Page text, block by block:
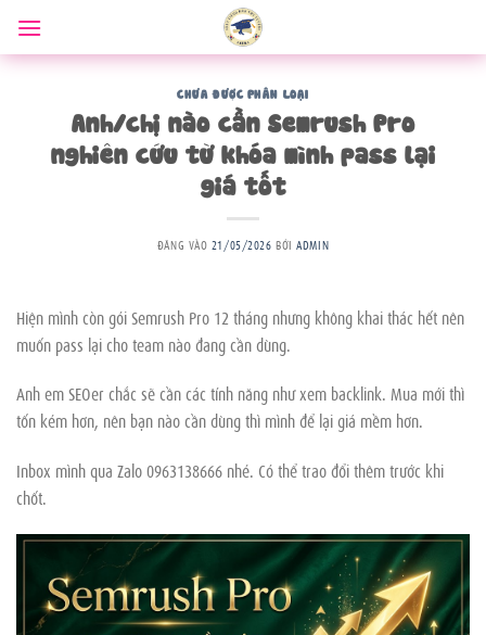
qua
nội
CHƯA ĐƯỢC PHÂN LOẠI
Anh/chị nào cần Semrush Pro
nghiên cứu từ khóa mình pass lại
giá tốt
ĐĂNG VÀO 21/05/2026 BỞIADMIN
Hiện mình còn gói Semrush Pro 12 tháng nhưng không khai thác hết nên
muốn pass lại cho team nào đang cần dùng.
Anh em SEOer chắc sẽ cần các tính năng như xem backlink. Mua mới thì
tốn kém hơn, nên bạn nào cần dùng thì mình để lại giá mềm hơn.
Inbox mình qua Zalo 0963138666 nhé. Có thể trao đổi thêm trước khi
chốt.